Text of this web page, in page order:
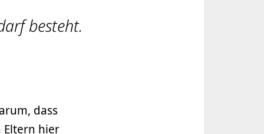
besteht.
dass
Eltern hier